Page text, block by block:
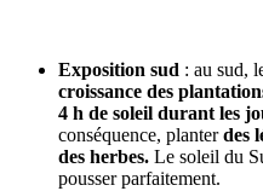
Exposition sud : au sud,
croissance des
4 h de soleil durant les
conséquence, planterdes
des herbes. Le soleil du
pousser parfaitement.